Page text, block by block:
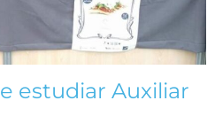
estudiar Auxiliar